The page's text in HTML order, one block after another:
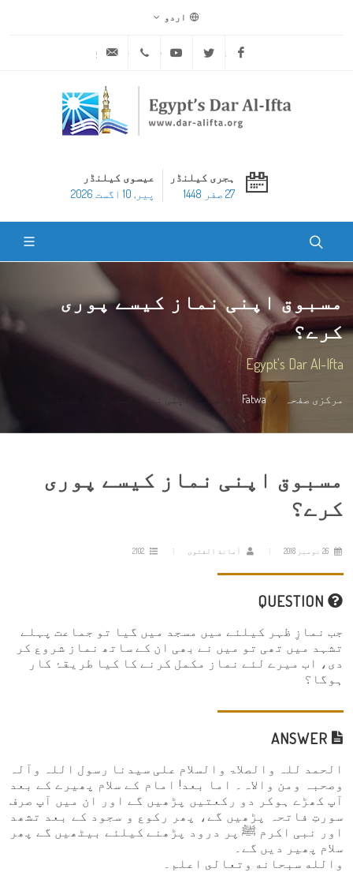
اردو
Facebook
Twitter
Youtube
ہجری کیلنڈر
27 صفر 1448
عیسوی کیلنڈر
پير, 10 اگست 2026
مسبوق اپنی نماز کیسے پوری
کرے؟
Egypt's Dar Al-Ifta
مرکزی صفحہ Fatwa مسبوق اپنی نماز کیسے پوری کرے؟
مسبوق اپنی نماز کیسے پوری
کرے؟
26 نومبر 2018 أمانة الفتوى
جب نمازِ ظہر کیلئے میں مسجد میں گیا تو جماعت پہلے
تشہد میں تھی تو میں نے بھی ان کے ساتھ نماز شروع کر
دی، اب میرے لئے نماز مکمل کرنے کا کیا طریقۂ کار
ہوگا؟
الحمد للہ والصلاۃ والسلام علی سیدنا رسول اللہ وآلہ
وصحبہ ومن والاہ۔ اما بعد! امام کے سلام پھیرے کے بعد
آپ کھڑے ہوکر دو رکعتیں پڑھیں گے اور ان میں آپ صرف
سورتِ فاتحہ پڑھیں گے، پھر رکوع و سجود کے بعد تشھد
اور نبی اکرم ﷺ پر درود پڑھنے کیلئے بیٹھیں گے پھر
سلام پھیر دیں گے۔
والله سبحانه وتعالى اعلم۔